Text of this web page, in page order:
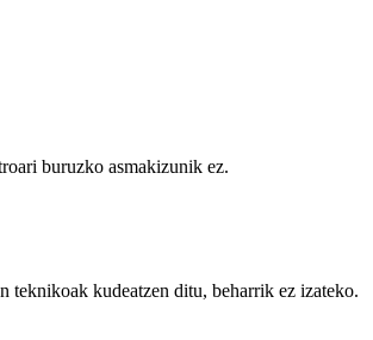
buruzko asmakizunik ez.
teknikoak kudeatzen ditu, beharrik ez izateko.